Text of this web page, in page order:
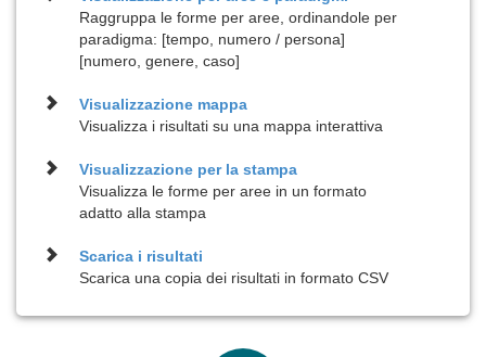
Raggruppa le forme per aree, ordinandole per
paradigma: [tempo, numero / persona]
[numero, genere, caso]
Visualizzazione mappa
Visualizza i risultati su una mappa interattiva
Visualizzazione per lastampa
Visualizza le forme per aree in un formato
adatto alla stampa
Scarica i risultati
Scarica una copia dei risultati in formato CSV